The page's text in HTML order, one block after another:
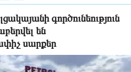
գործունեություն
են
սարքեր